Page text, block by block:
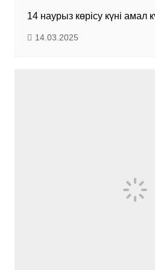
14 наурыз көрісу күні амал
14.03.2025